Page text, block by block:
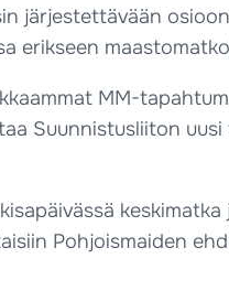
järjestettävään
erikseen
MM-
Suunnistusliiton
Pohjoismaiden